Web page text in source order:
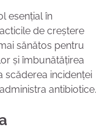
esențial în
de creștere
sănătos pentru
și îmbunătățirea
scăderea incidenței
antibiotice.